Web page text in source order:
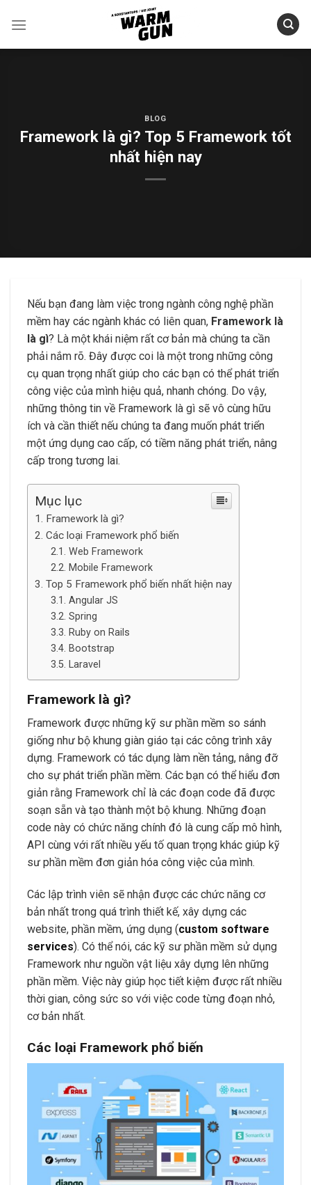
BLOG
Framework là gì? Top 5 Framework tốt
nhất hiện nay
Nếu bạn đang làm việc trong ngành công nghệ phần
mềm hay các ngành khác có liên quan, Framework là
là gì? Là một khái niệm rất cơ bản mà chúng ta cần
phải nắm rõ. Đây được coi là một trong những công
cụ quan trọng nhất giúp cho các bạn có thể phát triển
công việc của mình hiệu quả, nhanh chóng. Do vậy,
những thông tin về Framework là gì sẽ vô cùng hữu
ích và cần thiết nếu chúng ta đang muốn phát triển
một ứng dụng cao cấp, có tiềm năng phát triển, nâng
cấp trong tương lai.
Mục lục
Framework là gì?
Các loại Framework phổ biến
Web Framework
Mobile Framework
Top 5 Framework phổ biến nhất hiện nay
Angular JS
Spring
Ruby on Rails
Bootstrap
Laravel
Framework là gì?
Framework được những kỹ sư phần mềm so sánh
giống như bộ khung giàn giáo tại các công trình xây
dựng. Framework có tác dụng làm nền tảng, nâng đỡ
cho sự phát triển phần mềm. Các bạn có thể hiểu đơn
giản rằng Framework chỉ là các đoạn code đã được
soạn sẵn và tạo thành một bộ khung. Những đoạn
code này có chức năng chính đó là cung cấp mô hình,
API cùng với rất nhiều yếu tố quan trọng khác giúp kỹ
sư phần mềm đơn giản hóa công việc của mình.
Các lập trình viên sẽ nhận được các chức năng cơ
bản nhất trong quá trình thiết kế, xây dựng các
website, phần mềm, ứng dụng (custom software
services). Có thể nói, các kỹ sư phần mềm sử dụng
Framework như nguồn vật liệu xây dựng lên những
phần mềm. Việc này giúp học tiết kiệm được rất nhiều
thời gian, công sức so với việc code từng đoạn nhỏ,
cơ bản nhất.
Các loại Framework phổ biến